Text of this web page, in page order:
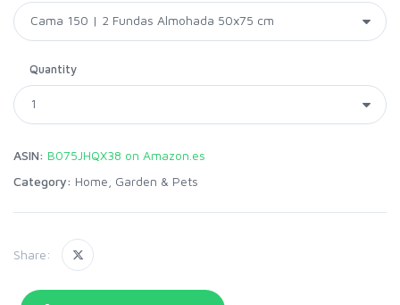
Quantity
ASIN: B075JHQX38 on Amazon.es
Category: Home, Garden & Pets
Share: